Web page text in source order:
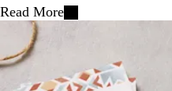
Read More